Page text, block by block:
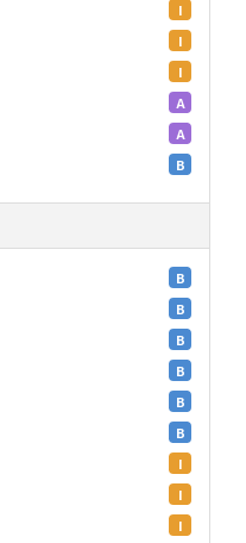
I
I
I
A
A
B
B
B
B
B
B
B
I
I
I